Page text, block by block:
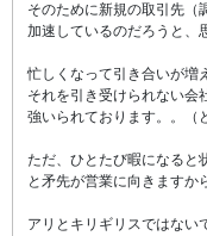
そのために新規の取引先（
加速しているのだろうと、
忙しくなって引き合いが増
それを引き受けられない会
強いられております。。（
ただ、ひとたび暇になると
と矛先が営業に向きますか
アリとキリギリスではない